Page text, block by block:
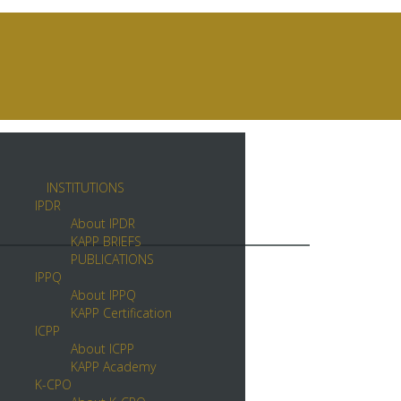
INSTITUTIONS
IPDR
About IPDR
KAPP BRIEFS
PUBLICATIONS
IPPQ
About IPPQ
KAPP Certification
ICPP
About ICPP
KAPP Academy
K-CPO